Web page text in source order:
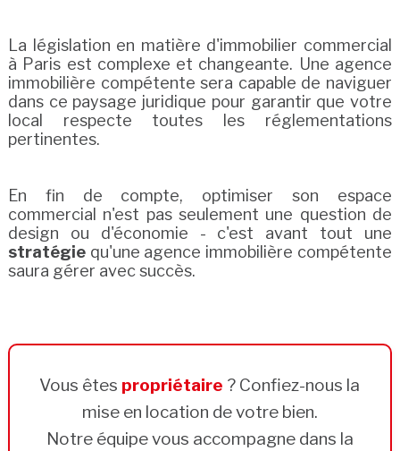
La législation en matière d'immobilier commercial
à Paris est complexe et changeante. Une agence
immobilière compétente sera capable de naviguer
dans ce paysage juridique pour garantir que votre
local respecte toutes les réglementations
pertinentes.
En fin de compte, optimiser son espace
commercial n'est pas seulement une question de
design ou d'économie - c'est avant tout une
stratégiequ'une agence immobilière compétente
saura gérer avec succès.
Vous êtes propriétaire ? Confiez-nous la
mise en location de votre bien.
Notre équipe vous accompagne dans la